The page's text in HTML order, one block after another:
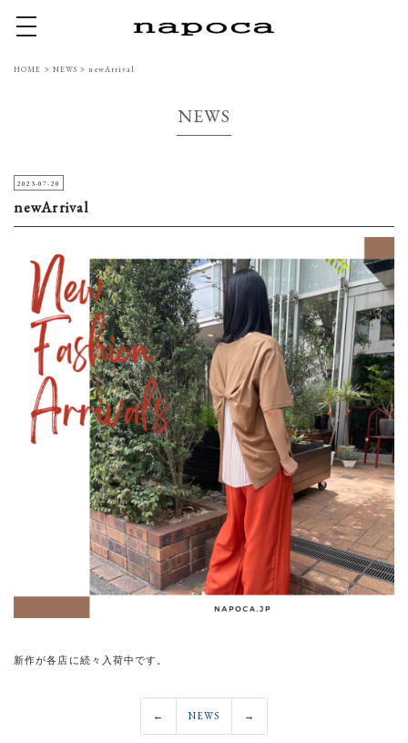
toggle navigation
HOME > NEWS > newArrival
NEWS
2023-07-20
newArrival
新作が各店に続々入荷中です。
← NEWS →